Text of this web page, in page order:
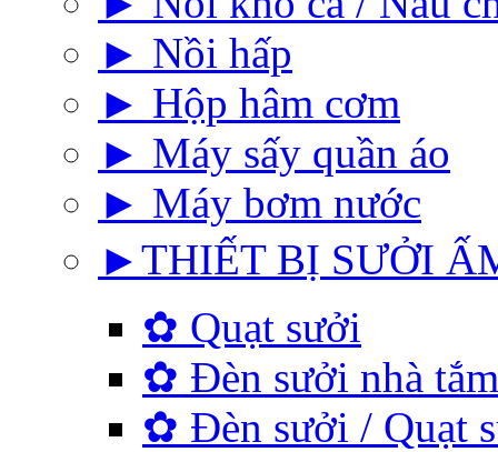
► Nồi hấp
► Hộp hâm cơm
► Máy sấy quần áo
► Máy bơm nước
►THIẾT BỊ SƯỞI
✿ Quạt sưởi
✿ Đèn sưởi nhà tắm
✿ Đèn sưởi / Quạt